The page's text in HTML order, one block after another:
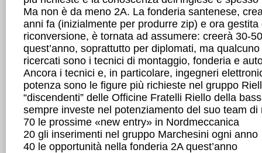
Ma non è da meno 2A. La fonderia santenese,
anni fa (inizialmente per produrre zip) e ora
riconversione, è tornata ad assumere: creerà 30-
quest’anno, soprattutto per diplomati, ma
ricercati sono i tecnici di montaggio, fonderia e
Ancora i tecnici e, in particolare, ingegneri
potenza sono le figure più richieste nel gruppo
“discendenti” delle Officine Fratelli Riello della
sempre investe nel potenziamento del suo team di
70 le prossime «new entry» in Nordmeccanica
20 gli inserimenti nel gruppo Marchesini ogni anno
40 le opportunità nella fonderia 2A quest’anno